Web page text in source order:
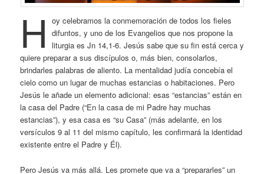
H
oy celebramos la conmemoración de todos los fieles
difuntos, y uno de los Evangelios que nos propone la
liturgia es Jn 14,1-6. Jesús sabe que su fin está cerca y
quiere preparar a sus discípulos o, más bien, consolarlos,
brindarles palabras de aliento. La mentalidad judía concebía el
cielo como un lugar de muchas estancias o habitaciones. Pero
Jesús le añade un elemento adicional: esas “estancias” están en
la casa del Padre (“En la casa de mi Padre hay muchas
estancias”), y esa casa es “su Casa” (más adelante, en los
versículos 9 al 11 del mismo capítulo, les confirmará la identidad
existente entre el Padre y Él).
Pero Jesús va más allá. Les promete que va a “prepararles” un